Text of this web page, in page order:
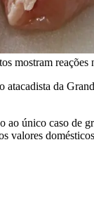
mostram reações
da
ao único caso de
valores